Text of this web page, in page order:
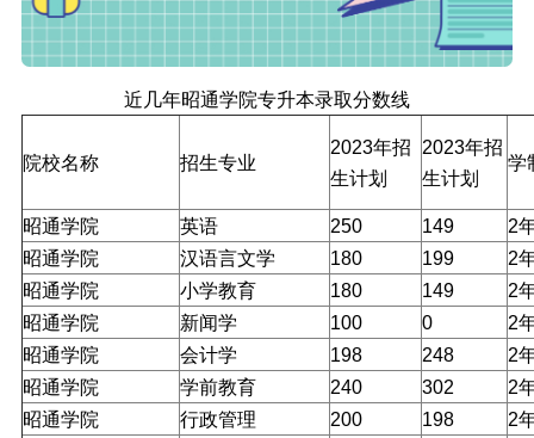
近几年昭通学院专升本录取分数线
院校名称 招生专业
2023年招
生计划
2023年招
生计划
学
昭通学院 英语 250 149
2
昭通学院
汉语言文学 180 199
2
昭通学院
小学教育 180 149
2
昭通学院
新闻学 100 0
2
昭通学院
会计学 198 248
2
昭通学院
学前教育 240 302
2
昭通学院
行政管理 200 198
2